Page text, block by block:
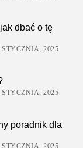
dbać o tę
STYCZNIA, 2025
STYCZNIA, 2025
poradnik dla
STYCZNIA, 2025